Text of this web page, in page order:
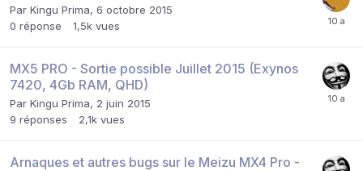
Par Kingu Prima, 6 octobre 2015
0 réponse 1,5k vues
MX5 PRO - Sortie possible Juillet 2015 (Exynos
7420, 4Gb RAM, QHD)
Par Kingu Prima, 2 juin 2015
9 réponses 2,1k vues
Arnaques et autres bugs sur le Meizu MX4 Pro -